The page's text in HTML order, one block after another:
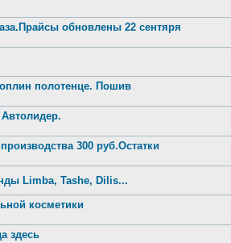
обновлены 22 сентяря
полотенце. Пошив
300 руб.Остатки
Limba, Tashe, Dilis...
косметики
здесь